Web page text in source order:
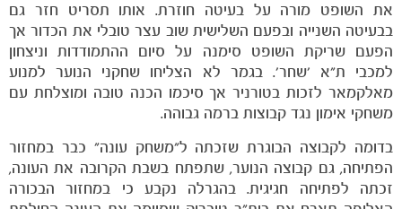
את השופט מורה על בעיטה חוזרת. אותו תסריט חזר גם
בבעיטה השנייה ובפעם השלישית שוב עצר טובלי את הכדור אך
הפעם שריקת השופט סימנה על סיום ההתמודדות וניצחון
למכבי ת"א 'שחר'. בגמר לא הצליחו שחקני הנוער למנוע
מאלקמאר לזכות בטורניר אך סיכמו הכנה טובה ומוצלחת עם
משחקי אימון נגד קבוצות ברמה גבוהה.
בדומה לקבוצה הבוגרת שזכתה ל"משחק עונה" כבר במחזור
הפתיחה, גם קבוצה הנוער, שתפתח בשבת הקרובה את העונה,
זכתה לפתיחה חגיגית. בהגרלה נקבע כי במחזור הבכורה